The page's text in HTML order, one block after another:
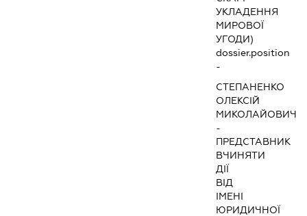
УКЛАДЕННЯ
МИРОВОЇ
УГОДИ)
dossier.position
-
СТЕПАНЕНКО
ОЛЕКСІЙ
МИКОЛАЙОВИЧ
-
ПРЕДСТАВНИК
ВЧИНЯТИ
ДІЇ
ВІД
ІМЕНІ
ЮРИДИЧНОЇ